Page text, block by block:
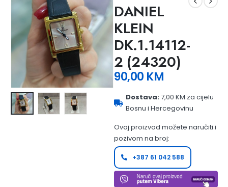
DANIEL
KLEIN
DK.1.14112-
2 (24320)
90,00 KM
Dostava:7,00 KM za cijelu
Bosnu i Hercegovinu
Ovaj proizvod možete naručiti i
pozivom na broj:
+387 61 042 588